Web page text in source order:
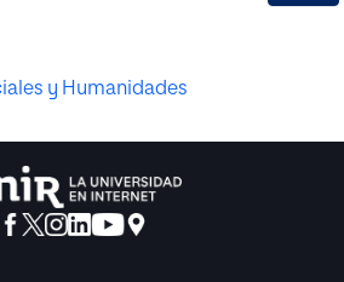
y Humanidades